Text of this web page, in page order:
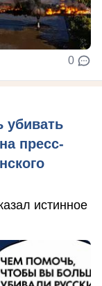
0
убивать
пресс-
истинное